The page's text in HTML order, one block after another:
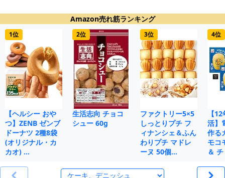
Amazon売れ筋ランキング
1位
【ヘルシー おや
つ】ZENB ゼンブ
ドーナツ 2種8袋
(オリジナル・カ
カオ) …
2位
生活志向 チョコ
シュー 60g
3位
ファクトリー5×5
しっとりプチ フ
ィナンシェ＆ふん
わりプチ マドレ
ーヌ 50個…
4位
【
活】
作る
モコ
＆